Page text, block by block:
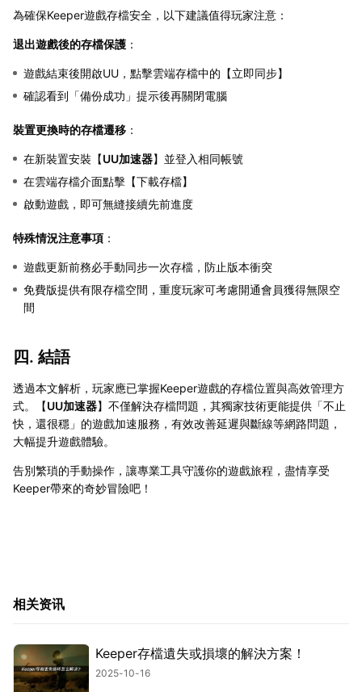
為確保Keeper遊戲存檔安全，以下建議值得玩家注意：
退出遊戲後的存檔保護 ：
遊戲結束後開啟UU，點擊雲端存檔中的【立即同步】
確認看到「備份成功」提示後再關閉電腦
裝置更換時的存檔遷移 ：
在新裝置安裝【UU加速器】並登入相同帳號
在雲端存檔介面點擊【下載存檔】
啟動遊戲，即可無縫接續先前進度
特殊情況注意事項 ：
遊戲更新前務必手動同步一次存檔，防止版本衝突
免費版提供有限存檔空間，重度玩家可考慮開通會員獲得無限空
間
四. 結語
透過本文解析，玩家應已掌握Keeper遊戲的存檔位置與高效管理方
式。【UU加速器】不僅解決存檔問題，其獨家技術更能提供「不止
快，還很穩」的遊戲加速服務，有效改善延遲與斷線等網路問題，
大幅提升遊戲體驗。
告別繁瑣的手動操作，讓專業工具守護你的遊戲旅程，盡情享受
Keeper帶來的奇妙冒險吧！
相关资讯
Keeper存檔遺失或損壞的解決方案！
2025-10-16